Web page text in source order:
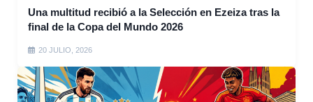
Una multitud recibió a la Selección en Ezeiza tras la
final de la Copa del Mundo 2026
20 JULIO, 2026